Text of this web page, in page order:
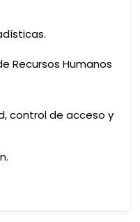
Recursos Humanos
control de acceso y